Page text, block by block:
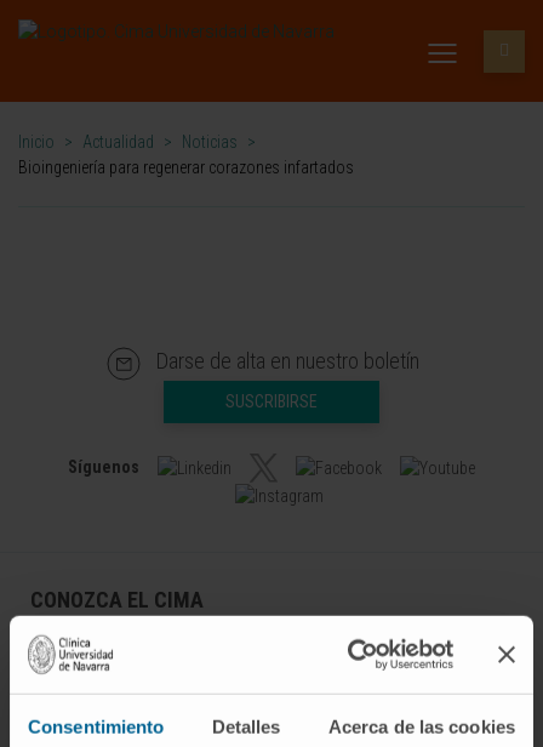
Consentimiento Detalles Acerca de las cookies
Inicio > Actualidad > Noticias
>
Bioingeniería para regenerar corazones infartados
Darse de alta en nuestro boletín
SUSCRIBIRSE
Síguenos
CONOZCA EL CIMA
Quiénes somos
Campus de la Universidad de Navarra